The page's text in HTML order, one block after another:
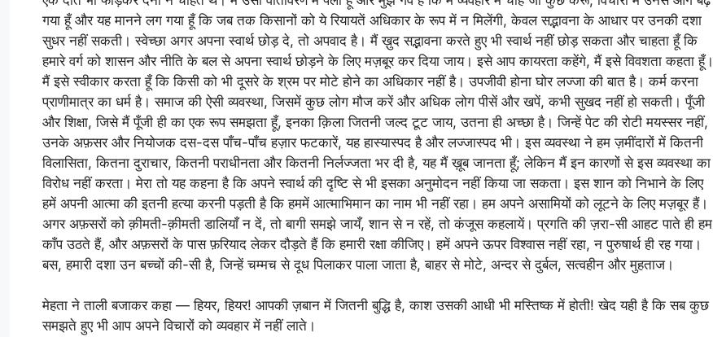
गया हूँ और यह मानने लग गया हूँ कि जब तक किसानों को ये रियायतें अधिकार के रूप में न मिलेंगी, केवल सद्भावना के आधार पर उनकी दशा
सुधर नहीं सकती। स्वेच्छा अगर अपना स्वार्थ छोड़ दे, तो अपवाद है। मैं ख़ुद सद्भावना करते हुए भी स्वार्थ नहीं छोड़ सकता और चाहता हूँ कि
हमारे वर्ग को शासन और नीति के बल से अपना स्वार्थ छोड़ने के लिए मज़बूर कर दिया जाय। इसे आप कायरता कहेंगे, मैं इसे विवशता कहता हूँ।
मैं इसे स्वीकार करता हूँ कि किसी को भी दूसरे के श्रम पर मोटे होने का अधिकार नहीं है। उपजीवी होना घोर लज्जा की बात है। कर्म करना
प्राणीमात्र का धर्म है। समाज की ऐसी व्यवस्था, जिसमें कुछ लोग मौज करें और अधिक लोग पीसें और खपें, कभी सुखद नहीं हो सकती। पूँजी
और शिक्षा, जिसे मैं पूँजी ही का एक रूप समझता हूँ, इनका क़िला जितनी जल्द टूट जाय, उतना ही अच्छा है। जिन्हें पेट की रोटी मयस्सर नहीं,
उनके अफ़सर और नियोजक दस-दस पाँच-पाँच हज़ार फटकारें, यह हास्यास्पद है और लज्जास्पद भी। इस व्यवस्था ने हम ज़मींदारों में कितनी
विलासिता, कितना दुराचार, कितनी पराधीनता और कितनी निर्लज्जता भर दी है, यह मैं ख़ूब जानता हूँ; लेकिन मैं इन कारणों से इस व्यवस्था का
विरोध नहीं करता। मेरा तो यह कहना है कि अपने स्वार्थ की दृष्टि से भी इसका अनुमोदन नहीं किया जा सकता। इस शान को निभाने के लिए
हमें अपनी आत्मा की इतनी हत्या करनी पड़ती है कि हममें आत्माभिमान का नाम भी नहीं रहा। हम अपने असामियों को लूटने के लिए मज़बूर हैं।
अगर अफ़सरों को क़ीमती-क़ीमती डालियाँ न दें, तो बागी समझे जायँ, शान से न रहें, तो कंजूस कहलायें। प्रगति की ज़रा-सी आहट पाते ही हम
काँप उठते हैं, और अफ़सरों के पास फ़रियाद लेकर दौड़ते हैं कि हमारी रक्षा कीजिए। हमें अपने ऊपर विश्वास नहीं रहा, न पुरुषार्थ ही रह गया।
बस, हमारी दशा उन बच्चों की-सी है, जिन्हें चम्मच से दूध पिलाकर पाला जाता है, बाहर से मोटे, अन्दर से दुर्बल, सत्वहीन और मुहताज।
मेहता ने ताली बजाकर कहा — हियर, हियर! आपकी ज़बान में जितनी बुद्धि है, काश उसकी आधी भी मस्तिष्क में होती! खेद यही है कि सब कुछ
समझते हुए भी आप अपने विचारों को व्यवहार में नहीं लाते।